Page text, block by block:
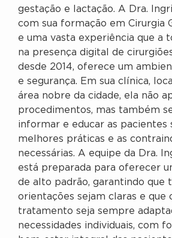
gestação e lactação. A Dra.
com sua formação em Cirurgia
e uma vasta experiência que a
na presença digital de
desde 2014, oferece um
e segurança. Em sua clínica,
área nobre da cidade, ela não
procedimentos, mas também
informar e educar as pacientes
melhores práticas e as
necessárias. A equipe da Dra.
está preparada para oferecer
de alto padrão, garantindo que
orientações sejam claras e que
tratamento seja sempre
necessidades individuais, com